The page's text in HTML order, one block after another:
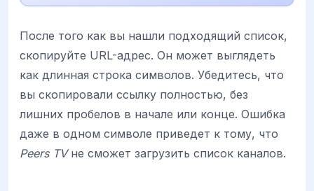
После того как вы нашли подходящий список,
скопируйте URL-адрес. Он может выглядеть
как длинная строка символов. Убедитесь, что
вы скопировали ссылку полностью, без
лишних пробелов в начале или конце. Ошибка
даже в одном символе приведет к тому, что
Peers TVне сможет загрузить список каналов.